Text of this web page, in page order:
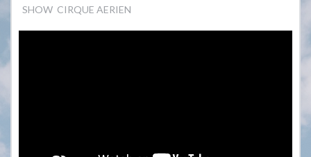
SHOW CIRQUE AERIEN